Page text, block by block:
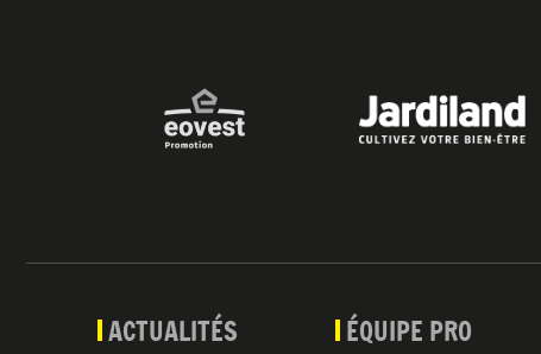
ACTUALITÉS ÉQUIPE PRO